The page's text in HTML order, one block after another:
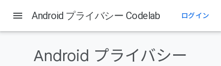
学習内容
作成するアプリの概要
menu Android プライバシー Codelab ログイン
Android プライバシー